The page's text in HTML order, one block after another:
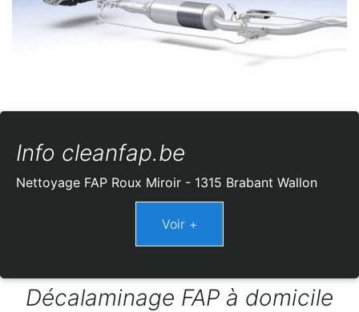
Info cleanfap.be
Nettoyage FAP Roux Miroir - 1315 Brabant Wallon
Décalaminage FAP à domicile